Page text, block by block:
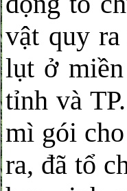
vật quy
lụt ở
tỉnh và
mì gói
ra, đã tổ